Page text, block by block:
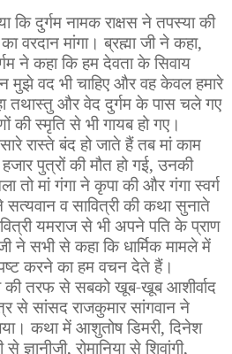
कि दुर्गम नामक राक्षस ने तपस्या की
वरदान मांगा। ब्रह्मा जी ने कहा,
ने कहा कि हम देवता के सिवाय
मुझे वद भी चाहिए और वह केवल हमारे
तथास्तु और वेद दुर्गम के पास चले गए
की स्मृति से भी गायब हो गए।
रास्ते बंद हो जाते हैं तब मां काम
हजार पुत्रों की मौत हो गई, उनकी
तो मां गंगा ने कृपा की और गंगा स्वर्ग
व सावित्री की कथा सुनाते
यमराज से भी अपने पति के प्राण
ने सभी से कहा कि धार्मिक मामले में
करने का हम वचन देते हैं।
की तरफ से सबको खूब-खूब आशीर्वाद
से सांसद राजकुमार सांगवान ने
कथा में आशुतोष डिमरी, दिनेश
से ज्ञानीजी, रोमानिया से शिवांगी,